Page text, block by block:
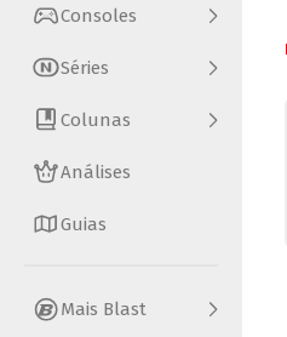
Consoles
Séries
Colunas
Análises
Guias
Mais Blast